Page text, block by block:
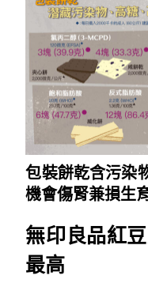
包裝餅乾含污染
機會傷腎兼損生
無印良品紅
最高